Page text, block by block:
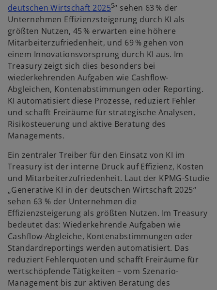
deutschen Wirtschaft 20255“ sehen 63 % der
Unternehmen Effizienzsteigerung durch KI als
größten Nutzen, 45 % erwarten eine höhere
Mitarbeiterzufriedenheit, und 69 % gehen von
einem Innovationsvorsprung durch KI aus. Im
Treasury zeigt sich dies besonders bei
wiederkehrenden Aufgaben wie Cashflow-
Abgleichen, Kontenabstimmungen oder Reporting.
KI automatisiert diese Prozesse, reduziert Fehler
und schafft Freiräume für strategische Analysen,
Risikosteuerung und aktive Beratung des
Managements.
Ein zentraler Treiber für den Einsatz von KI im
Treasury ist der interne Druck auf Effizienz, Kosten
und Mitarbeiterzufriedenheit. Laut der KPMG-Studie
„Generative KI in der deutschen Wirtschaft 2025“
sehen 63 % der Unternehmen die
Effizienzsteigerung als größten Nutzen. Im Treasury
bedeutet das: Wiederkehrende Aufgaben wie
Cashflow-Abgleiche, Kontenabstimmungen oder
Standardreportings werden automatisiert. Das
reduziert Fehlerquoten und schafft Freiräume für
wertschöpfende Tätigkeiten – vom Szenario-
Management bis zur aktiven Beratung des